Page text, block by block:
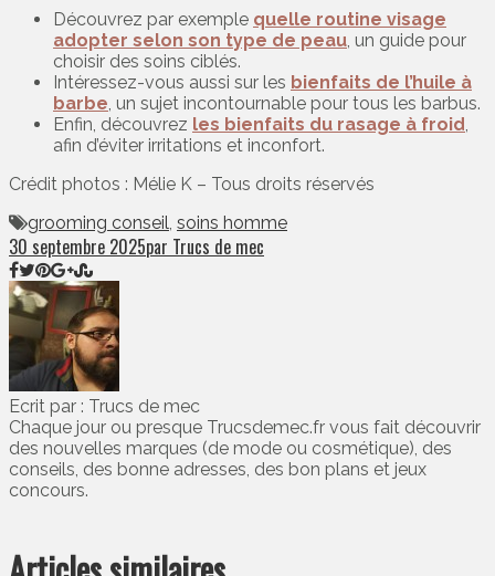
Découvrez par exemple quelle routine visage
adopter selon son type de peau , un guide pour
choisir des soins ciblés.
Intéressez-vous aussi sur les bienfaits de l’huile à
barbe , un sujet incontournable pour tous les barbus.
Enfin, découvrez les bienfaits du rasage à froid
afin d’éviter irritations et inconfort.
Crédit photos : Mélie K – Tous droits réservés
grooming conseil soins homme
30 septembre 2025par Trucs de mec
Ecrit par : Trucs de mec
Chaque jour ou presque Trucsdemec.fr vous fait découvrir
des nouvelles marques (de mode ou cosmétique), des
conseils, des bonne adresses, des bon plans et jeux
concours.